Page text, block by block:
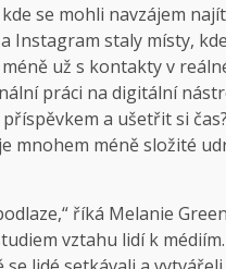
se mohli navzájem
Instagram staly místy,
už s kontakty v
práci na digitální
a ušetřit si
mnohem méně složité
říká Melanie
vztahu lidí k